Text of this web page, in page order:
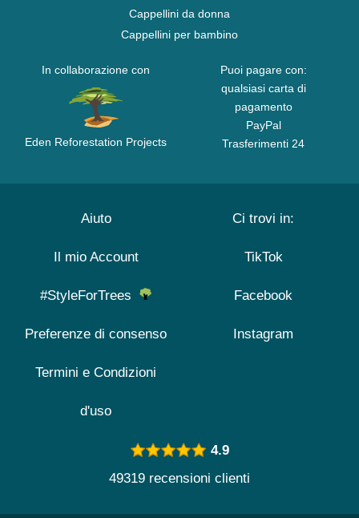
Cappellini da donna
Cappellini per bambino
In collaborazione con
Eden Reforestation Projects
Puoi pagare con:
qualsiasi carta di
pagamento
PayPal
Trasferimenti 24
Aiuto
Il mio Account
#StyleForTrees
Preferenze di consenso
Termini e Condizioni
d'uso
Ci trovi in:
TikTok
Facebook
Instagram
4.9
49319 recensioni clienti